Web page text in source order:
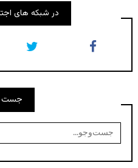
در شبکه های
جست
جست‌وجو
برای: